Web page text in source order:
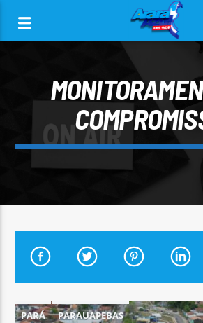
CURRENT TRACK
ARARA AZUL FM 96,9
PARÁ PARAUAPEBAS